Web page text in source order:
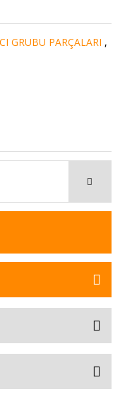
GRUBU PARÇALARI ,